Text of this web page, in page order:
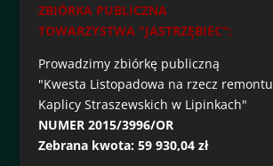
ZBIÓRKA PUBLICZNA
TOWARZYSTWA "JASTRZĘBIEC":
Prowadzimy zbiórkę publiczną
"Kwesta Listopadowa na rzecz remontu
Kaplicy Straszewskich w Lipinkach"
NUMER 2015/3996/OR
Zebrana kwota: 59 930,04 zł